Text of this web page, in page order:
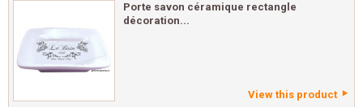
Porte savon céramique rectangle
décoration...
View this product